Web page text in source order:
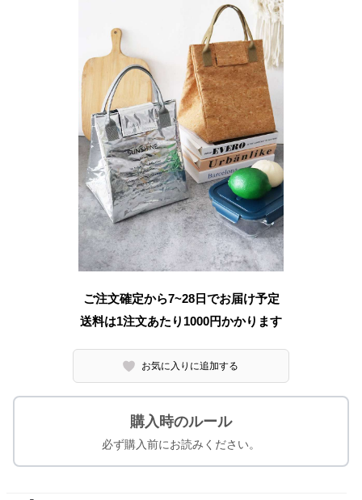
ご注文確定から7~28日でお届け予定
送料は1注文あたり 1000円かかります
お気に入りに追加する
購入時のルール
必ず購入前にお読みください。